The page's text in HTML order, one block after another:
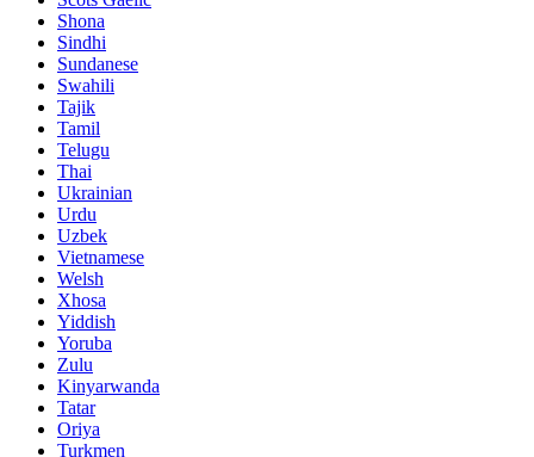
Shona
Sindhi
Sundanese
Swahili
Tajik
Tamil
Telugu
Thai
Ukrainian
Urdu
Uzbek
Vietnamese
Welsh
Xhosa
Yiddish
Yoruba
Zulu
Kinyarwanda
Tatar
Oriya
Turkmen